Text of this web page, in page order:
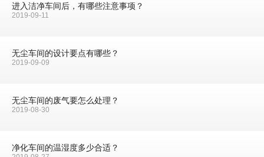
进入洁净车间后，有哪些注意事项？
2019-09-11
无尘车间的设计要点有哪些？
2019-09-09
无尘车间的废气要怎么处理？
2019-08-30
净化车间的温湿度多少合适？